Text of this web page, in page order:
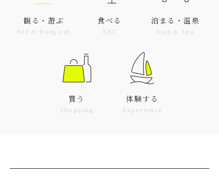
観る・遊ぶ
See & Hang out
食べる
EAT
泊まる・温泉
Stay & Spa
買う
Shopping
体験する
Experience